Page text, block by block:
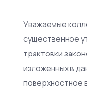
Уважаемые
существенное
трактовки
изложенных в
поверхностное